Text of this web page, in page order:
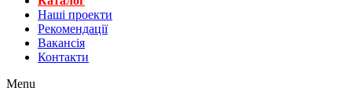
Нашi проекти
Рекомендації
Вакансiя
Контакти
Menu